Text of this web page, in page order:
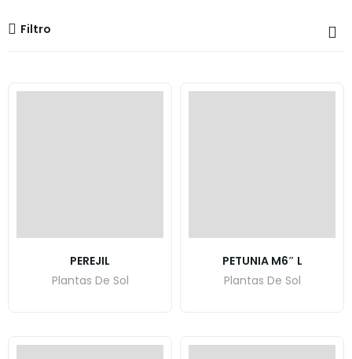
Filtro
PEREJIL
Plantas De Sol
PETUNIA M6″ L
Plantas De Sol